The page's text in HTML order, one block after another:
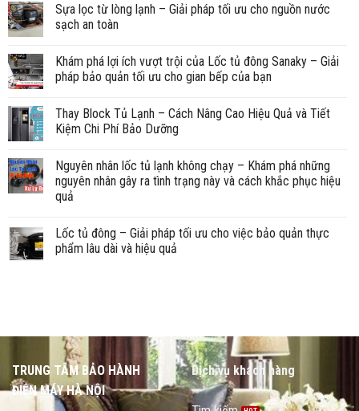
Sựa lọc từ lòng lạnh – Giải pháp tối ưu cho nguồn nước
sạch an toàn
Khám phá lợi ích vượt trội của Lốc tủ đông Sanaky – Giải
pháp bảo quản tối ưu cho gian bếp của bạn
Thay Block Tủ Lạnh – Cách Nâng Cao Hiệu Quả và Tiết
Kiệm Chi Phí Bảo Dưỡng
Nguyên nhân lốc tủ lạnh không chạy – Khám phá những
nguyên nhân gây ra tình trạng này và cách khắc phục hiệu
quả
Lốc tủ đông – Giải pháp tối ưu cho việc bảo quản thực
phẩm lâu dài và hiệu quả
TRUNG TÂM BẢO HÀNH
ĐIỆN MÁY HÀ NỘI
Dịch vụ khách hàng